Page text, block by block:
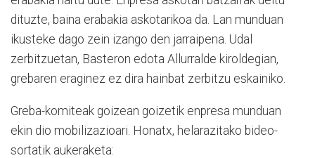
dituzte, baina erabakia askotarikoa da. Lan munduan
ikusteke dago zein izango den jarraipena. Udal
zerbitzuetan, Basteron edota Allurralde kiroldegian,
grebaren eraginez ez dira hainbat zerbitzu eskainiko.
Greba-komiteak goizean goizetik enpresa munduan
ekin dio mobilizazioari. Honatx, helarazitako bideo-
sortatik aukeraketa: